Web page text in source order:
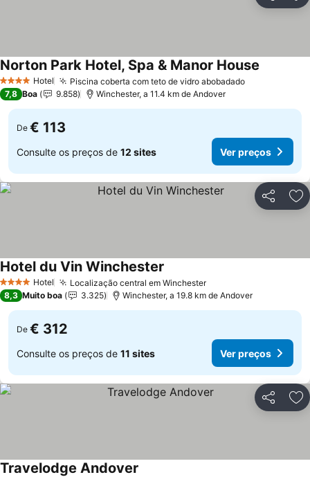
4 EstrelasHotel Piscina coberta com teto de vidro abobadadoVer preços
Norton Park Hotel, Spa & Manor House
7,8 Boa 9.858 Winchester, a 11.4 km de Andover
De € 113
Consulte os preços de 12 sites Ver preços
Partilhar
4 EstrelasHotel Localização central em WinchesterVer preços
Hotel du Vin Winchester
8,3 Muito boa 3.325 Winchester, a 19.8 km de Andover
De € 312
Consulte os preços de 11 sites Ver preços
Partilhar
Travelodge Andover